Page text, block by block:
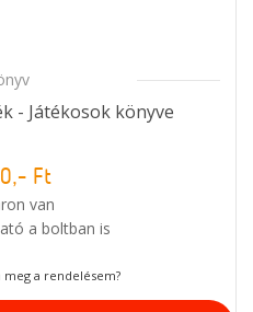
- Játékosok könyve
Ft
van
a boltban is
a rendelésem?